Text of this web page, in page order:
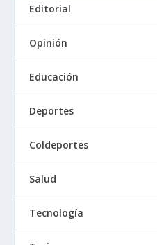
Editorial
Opinión
Educación
Deportes
Coldeportes
Salud
Tecnología